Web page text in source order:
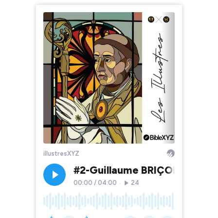
illustresXYZ
#2-Guillaume BRIÇONNET
00:00 / 04:00 24